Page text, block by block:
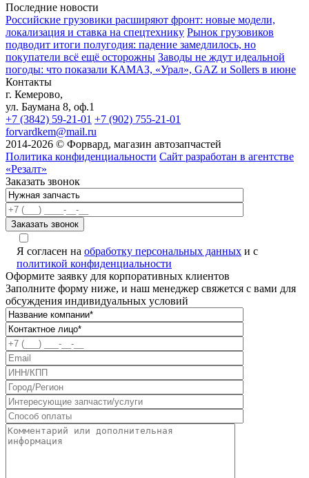
Последние новости
Российские грузовики расширяют фронт: новые модели,
локализация и ставка на спецтехнику Рынок грузовиков
подводит итоги полугодия: падение замедлилось, но
покупатели всё ещё осторожны Заводы не ждут идеальной
погоды: что показали КАМАЗ, «Урал», GAZ и Sollers в июне
Контакты
г. Кемерово,
ул. Баумана 8, оф.1
+7 (3842) 59-21-01 +7 (902) 755-21-01
forvardkem@mail.ru
2014-2026 © Форвард, магазин автозапчастей
Политика конфиденциальности Сайт разработан в агентстве
«Резалт»
Заказать звонок
Я согласен на обработку персональных данных и с
политикой конфиденциальности
Оформите заявку для корпоративных клиентов
Заполните форму ниже, и наш менеджер свяжется с вами для
обсуждения индивидуальных условий